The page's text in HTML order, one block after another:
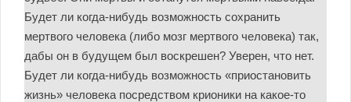
Будет ли когда-нибудь возможность сохранить
мертвого человека (либо мозг мертвого человека) так,
дабы он в будущем был воскрешен? Уверен, что нет.
Будет ли когда-нибудь возможность «приостановить
жизнь» человека посредством крионики на какое-то